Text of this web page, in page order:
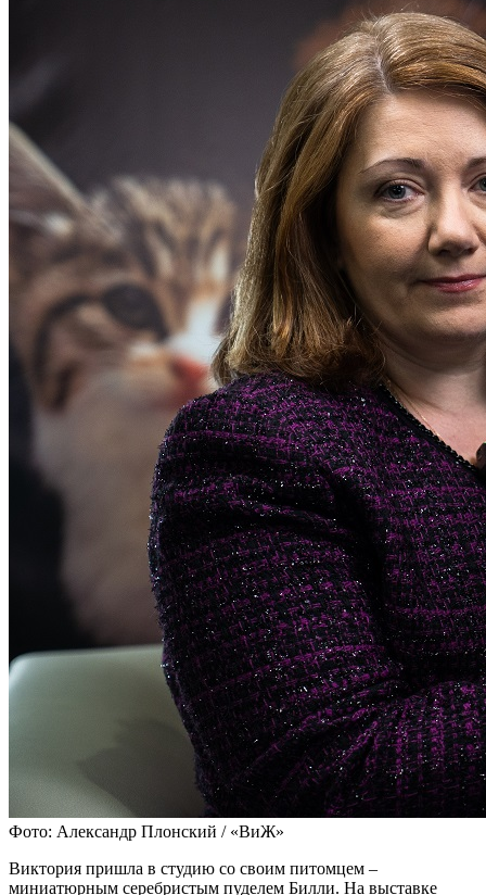
Фото: Александр Плонский / «ВиЖ»
Виктория пришла в студию со своим питомцем –
миниатюрным серебристым пуделем Билли. На выставке